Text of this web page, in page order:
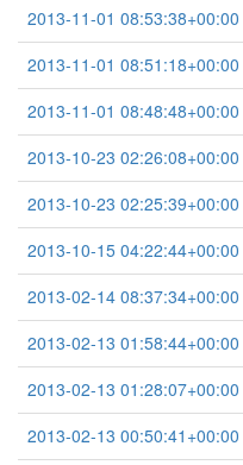
2013-11-01 08:53:38+00:00
2013-11-01 08:51:18+00:00
2013-11-01 08:48:48+00:00
2013-10-23 02:26:08+00:00
2013-10-23 02:25:39+00:00
2013-10-15 04:22:44+00:00
2013-02-14 08:37:34+00:00
2013-02-13 01:58:44+00:00
2013-02-13 01:28:07+00:00
2013-02-13 00:50:41+00:00